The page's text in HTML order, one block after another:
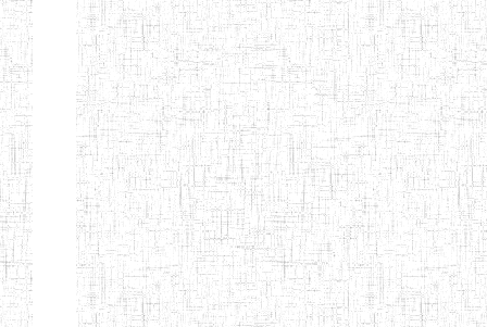
Etablissements
d'enseignement
secondaire
technique